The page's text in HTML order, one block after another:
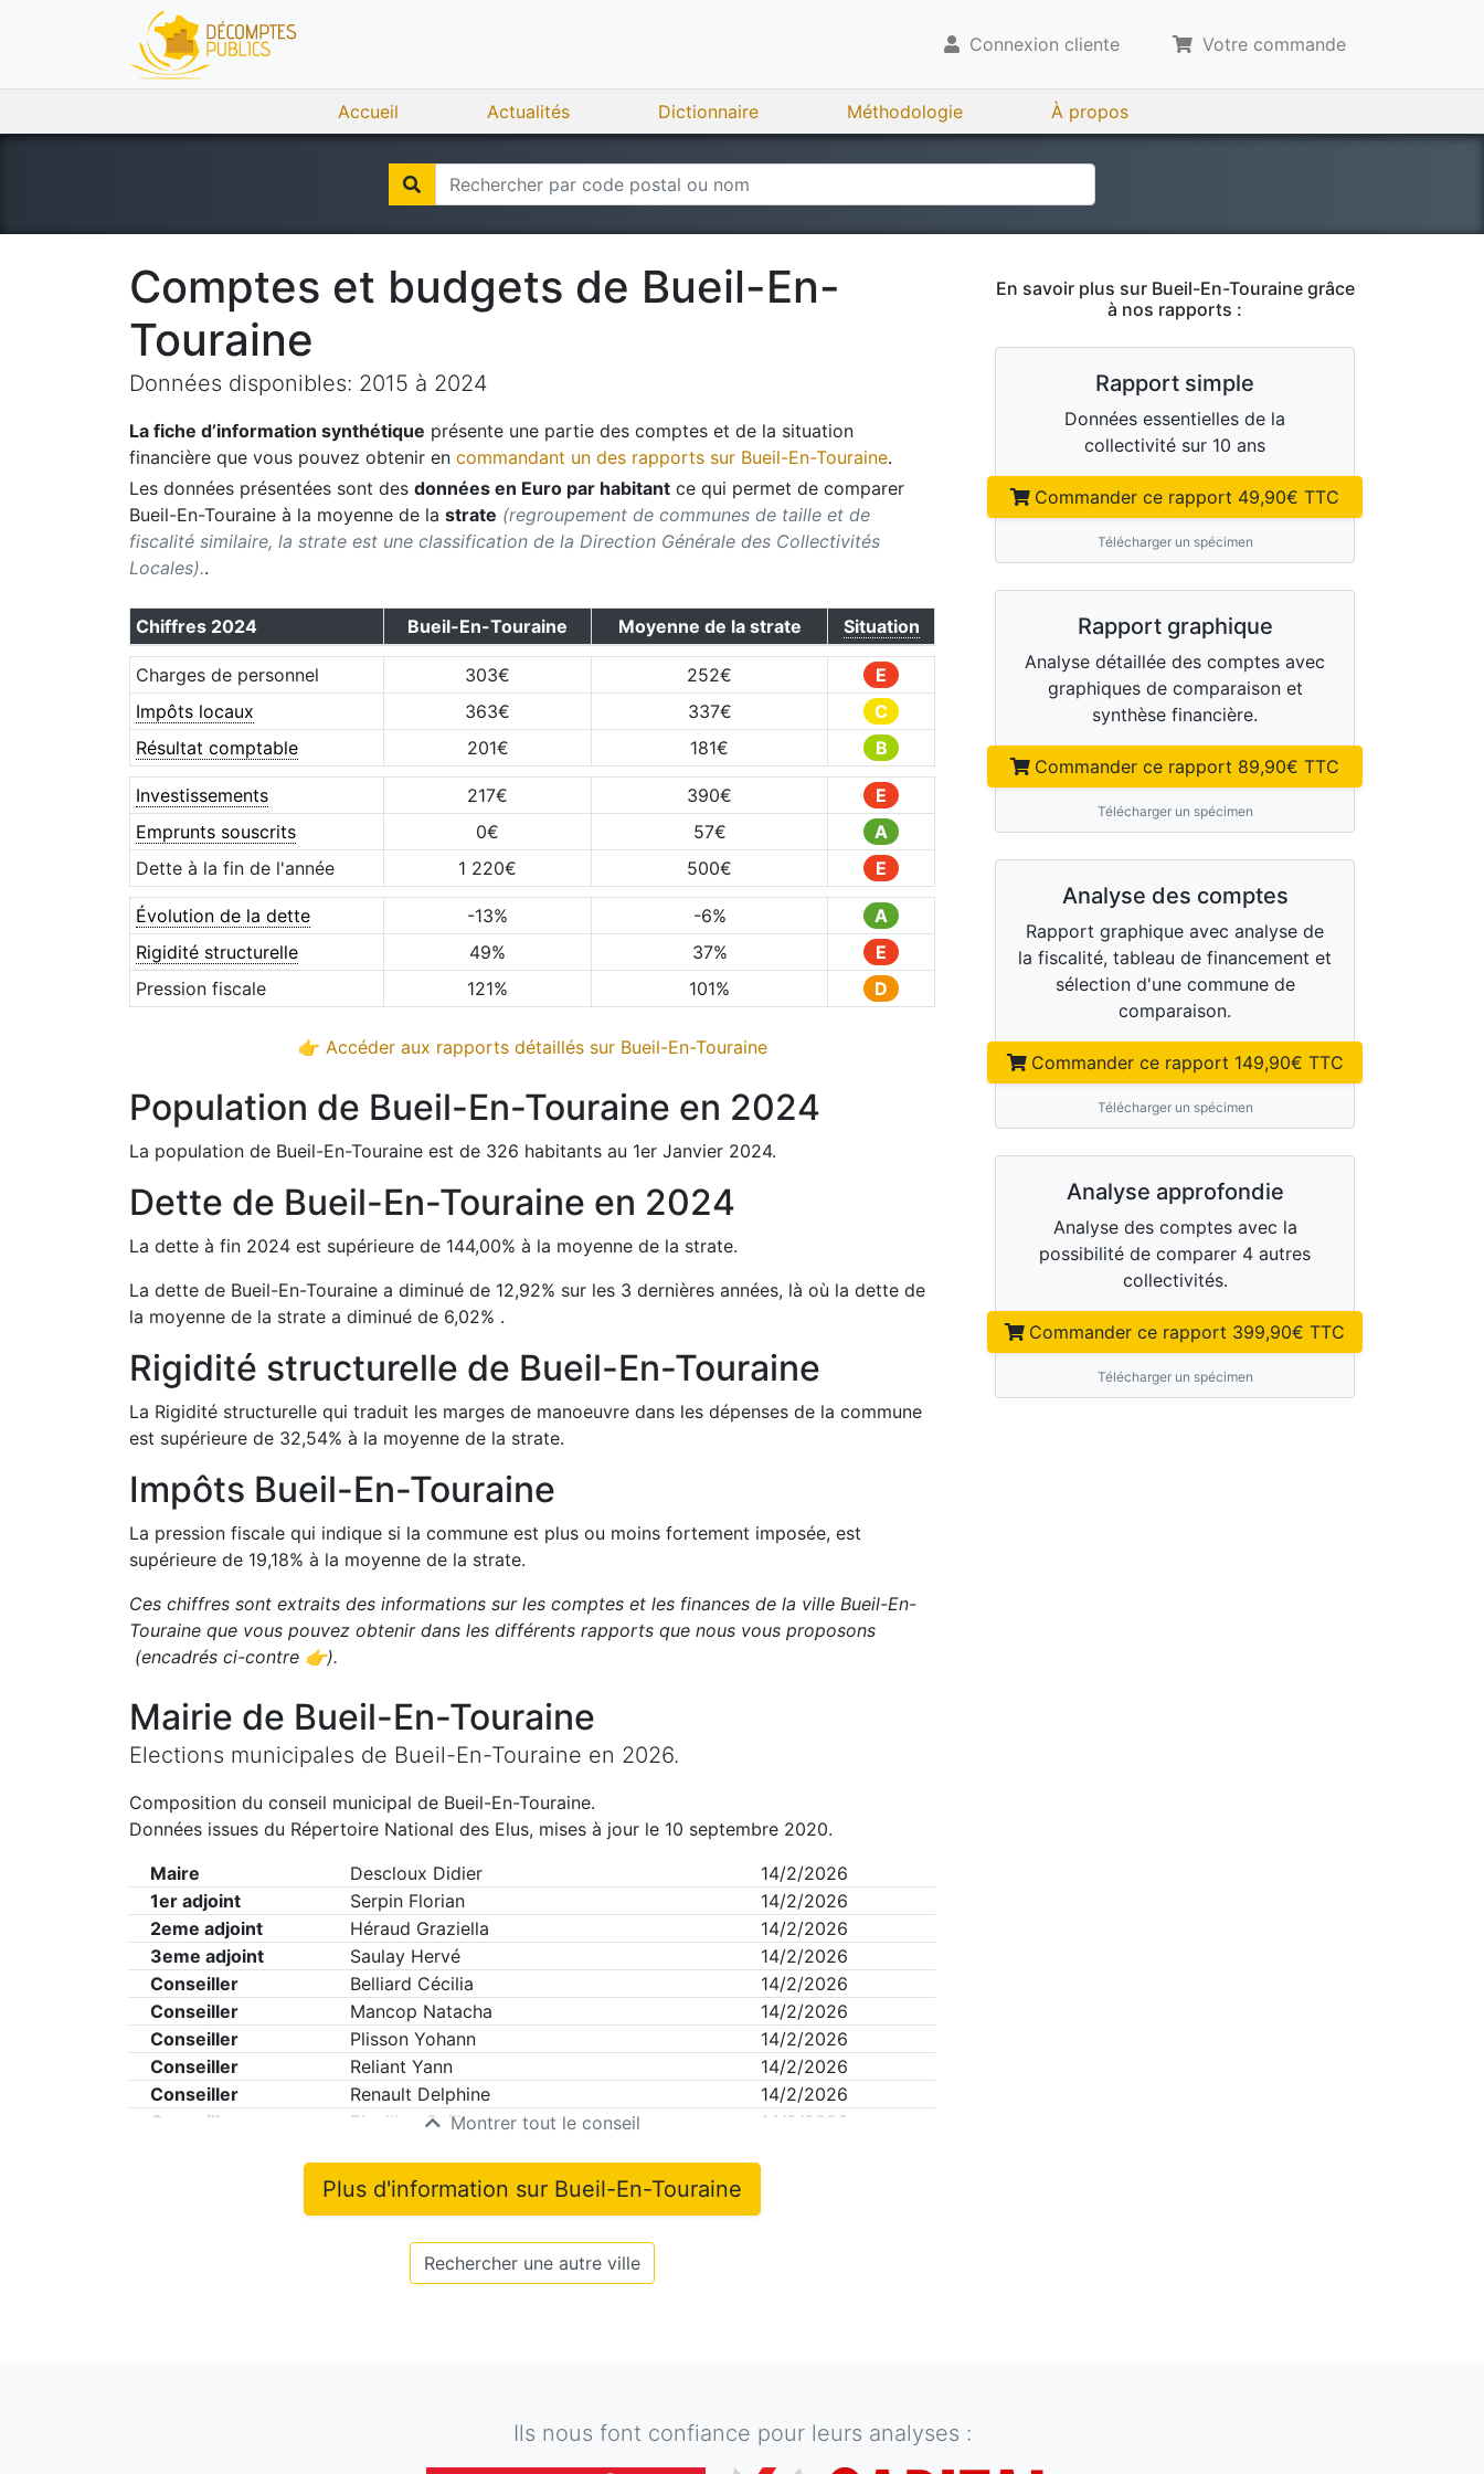
Connexion cliente Votre commande
Accueil Actualités Dictionnaire Méthodologie À propos
Comptes et budgets de Bueil-En-
Touraine
Données disponibles: 2015 à 2024
La fiche d’information synthétique présente une partie des comptes et de la situation
financière que vous pouvez obtenir en commandant un des rapports sur Bueil-En-Touraine.
Les données présentées sont des données en Euro par habitant ce qui permet de comparer
Bueil-En-Touraine à la moyenne de la strate (regroupement de communes de taille et de
fiscalité similaire, la strate est une classification de la Direction Générale des Collectivités
Locales)..
Chiffres 2024 Bueil-En-Touraine Moyenne de la strate Situation
Charges de personnel 303€ 252€
E
Impôts locaux
363€ 337€
C
Résultat comptable
201€ 181€ B
Investissements 217€ 390€
E
Emprunts souscrits
0€ 57€
A
Dette à la fin de l'année
1 220€ 500€ E
Évolution de la dette -13% -6%
A
Rigidité structurelle
49% 37%
E
Pression fiscale
121% 101% D
👉 Accéder aux rapports détaillés sur Bueil-En-Touraine
Population de Bueil-En-Touraine en 2024
La population de Bueil-En-Touraine est de 326 habitants au 1er Janvier 2024.
Dette de Bueil-En-Touraine en 2024
La dette à fin 2024 est supérieure de 144,00% à la moyenne de la strate.
La dette de Bueil-En-Touraine a diminué de 12,92% sur les 3 dernières années, là où la dette de
la moyenne de la strate a diminué de 6,02% .
Rigidité structurelle de Bueil-En-Touraine
La Rigidité structurelle qui traduit les marges de manoeuvre dans les dépenses de la commune
est supérieure de 32,54% à la moyenne de la strate.
Impôts Bueil-En-Touraine
La pression fiscale qui indique si la commune est plus ou moins fortement imposée, est
supérieure de 19,18% à la moyenne de la strate.
Ces chiffres sont extraits des informations sur les comptes et les finances de la ville Bueil-En-
Touraine que vous pouvez obtenir dans les différents rapports que nous vous proposons
(encadrés ci-contre 👉).
Mairie de Bueil-En-Touraine
Elections municipales de Bueil-En-Touraine en 2026.
Composition du conseil municipal de Bueil-En-Touraine.
Données issues du Répertoire National des Elus, mises à jour le 10 septembre 2020.
Maire
Descloux Didier
14/2/2026
1er adjoint
Serpin Florian
14/2/2026
2eme adjoint
Héraud Graziella
14/2/2026
3eme adjoint
Saulay Hervé
14/2/2026
Conseiller
Belliard Cécilia
14/2/2026
Conseiller
Mancop Natacha
14/2/2026
Conseiller
Plisson Yohann
14/2/2026
Conseiller
Reliant Yann
14/2/2026
Conseiller
Renault Delphine
14/2/2026
Conseiller
Rivaillon Guilhem 14/2/2026
Montrer tout le conseil
Plus d'information sur Bueil-En-Touraine
Rechercher une autre ville
En savoir plus sur Bueil-En-Tourainegrâce
à nos rapports :
Rapport simple
Données essentielles de la
collectivité sur 10 ans
Commander ce rapport 49,90€ TTC
Télécharger un spécimen
Rapport graphique
Analyse détaillée des comptes avec
graphiques de comparaison et
synthèse financière.
Commander ce rapport 89,90€ TTC
Télécharger un spécimen
Analyse des comptes
Rapport graphique avec analyse de
la fiscalité, tableau de financement et
sélection d'une commune de
comparaison.
Commander ce rapport 149,90€ TTC
Télécharger un spécimen
Analyse approfondie
Analyse des comptes avec la
possibilité de comparer 4 autres
collectivités.
Commander ce rapport 399,90€ TTC
Télécharger un spécimen
Ils nous font confiance pour leurs analyses :